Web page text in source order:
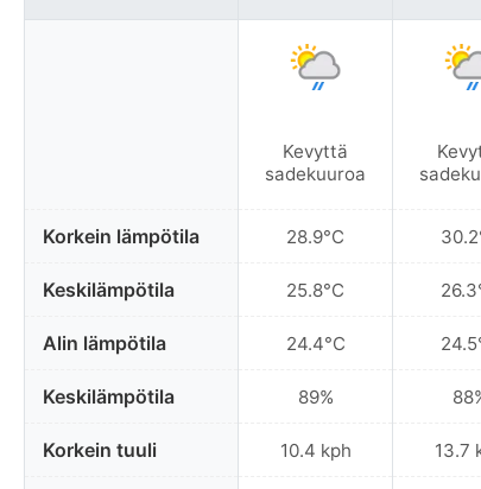
Korkein lämpötila
Keskilämpötila
Alin lämpötila
Keskilämpötila
Korkein tuuli
Kevyttä
sadekuuroa
28.9°C
25.8°C
24.4°C
89%
10.4 kph 13.7